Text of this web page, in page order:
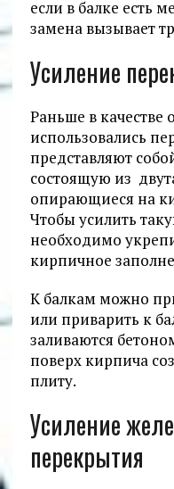
если в балке есть
замена вызывает
Усиление
Раньше в
использовались
представляют
состоящую из
опирающиеся на
Чтобы усилить
необходимо
кирпичное
К балкам можно
или приварить к
заливаются
поверх кирпича
плиту.
Усиление
перекрытия